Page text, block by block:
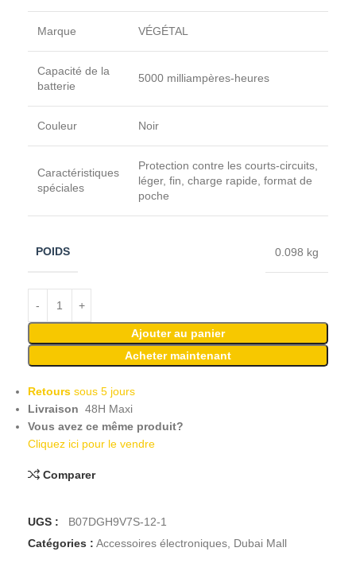
Marque VÉGÉTAL
Capacité de la
batterie
5000 milliampères-heures
Couleur Noir
Caractéristiques
spéciales
Protection contre les courts-circuits,
léger, fin, charge rapide, format de
poche
POIDS 0.098 kg
Ajouter au panier
Acheter maintenant
Retours sous 5 jours
Livraison 48H Maxi
Vous avez ce même produit?
Cliquez ici pour le vendre
Comparer
UGS :
‎ ‎ B07DGH9V7S-12-1
Catégories : Accessoires électroniques Dubai Mall